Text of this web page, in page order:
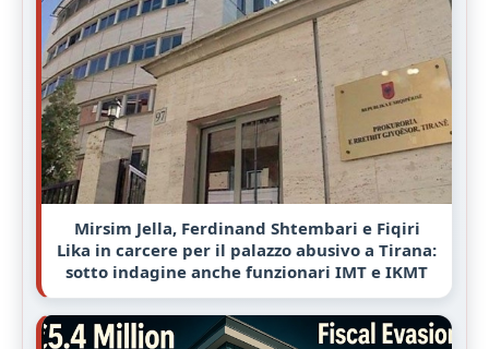
Mirsim Jella, Ferdinand Shtembari e Fiqiri
Lika in carcere per il palazzo abusivo a Tirana:
sotto indagine anche funzionari IMT e IKMT